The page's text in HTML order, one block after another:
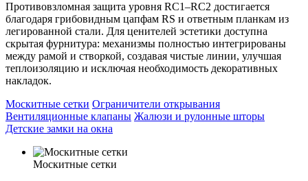
Противовзломная защита уровня RC1–RC2 достигается
благодаря грибовидным цапфам RS и ответным планкам из
легированной стали. Для ценителей эстетики доступна
скрытая фурнитура: механизмы полностью интегрированы
между рамой и створкой, создавая чистые линии, улучшая
теплоизоляцию и исключая необходимость декоративных
накладок.
Москитные сетки Ограничители открывания
Вентиляционные клапаны Жалюзи и рулонные шторы
Детские замки на окна
Москитные сетки